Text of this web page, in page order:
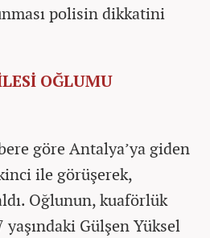
polisin dikkatini
OĞLUMU
göre Antalya’ya giden
ile görüşerek,
Oğlunun, kuaförlük
yaşındaki Gülşen Yüksel